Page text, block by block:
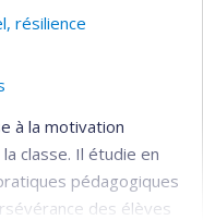
résilience
à la motivation
classe. Il étudie en
pédagogiques
des élèves